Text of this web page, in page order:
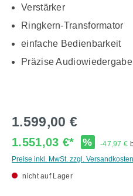
Verstärker
Ringkern-Transformator
einfache Bedienbarkeit
Präzise Audiowiedergabe
1.599,00 €
1.551,03 €* % -47,97 €
Preise inkl. MwSt. zzgl. Versandkosten
nicht auf Lager